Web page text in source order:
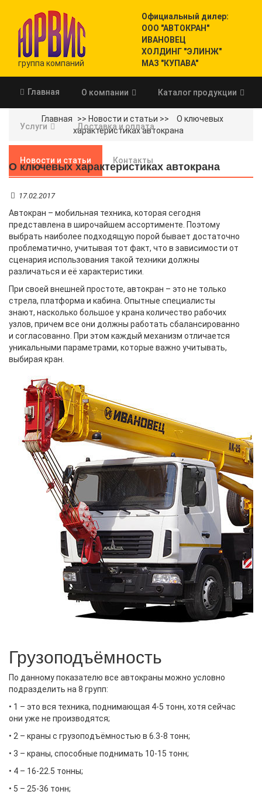
группа компаний
Официальный дилер:
ООО "АВТОКРАН"
ИВАНОВЕЦ
ХОЛДИНГ "ЭЛИНЖ"
МАЗ "КУПАВА"
Главная О компании Каталог продукции
Услуги Доставка и оплата
Новости и статьи Контакты
Главная >> Новости и статьи >>
О ключевых
характеристиках автокрана
О ключевых характеристиках автокрана
17.02.2017
Автокран – мобильная техника, которая сегодня
представлена в широчайшем ассортименте. Поэтому
выбрать наиболее подходящую порой бывает достаточно
проблематично, учитывая тот факт, что в зависимости от
сценария использования такой техники должны
различаться и её характеристики.
При своей внешней простоте, автокран – это не только
стрела, платформа и кабина. Опытные специалисты
знают, насколько большое у крана количество рабочих
узлов, причем все они должны работать сбалансированно
и согласованно. При этом каждый механизм отличается
уникальными параметрами, которые важно учитывать,
выбирая кран.
Грузоподъёмность
По данному показателю все автокраны можно условно
подразделить на 8 групп:
• 1 – это вся техника, поднимающая 4-5 тонн, хотя сейчас
они уже не производятся;
• 2 – краны с грузоподъёмностью в 6.3-8 тонн;
• 3 – краны, способные поднимать 10-15 тонн;
• 4 – 16-22.5 тонны;
• 5 – 25-36 тонн;